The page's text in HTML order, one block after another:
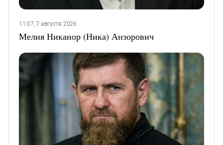
11:07, 7 августа 2026
Мелия Никанор (Ника) Анзорович